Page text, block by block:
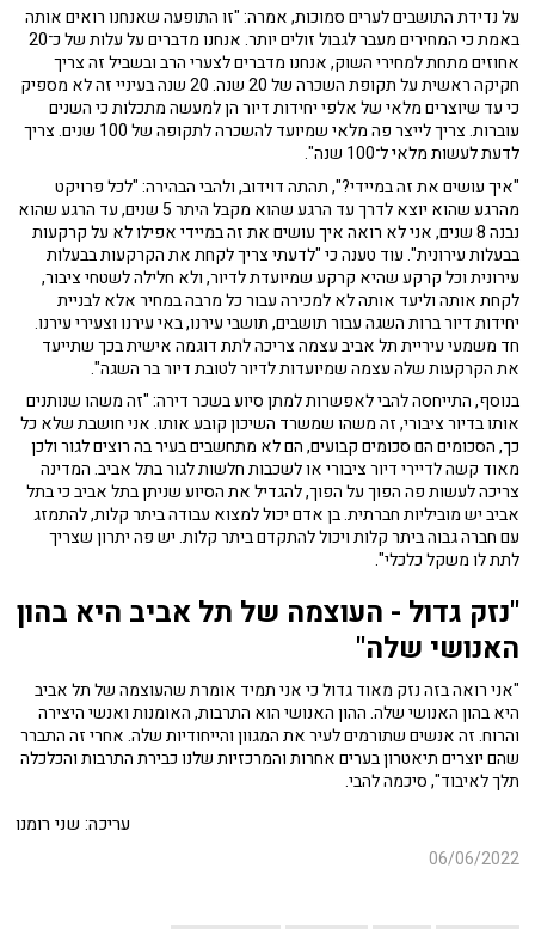
על נדידת התושבים לערים סמוכות, אמרה: "זו התופעה שאנחנו רואים אותה
באמת כי המחירים מעבר לגבול זולים יותר. אנחנו מדברים על עלות של כ־20
אחוזים מתחת למחירי השוק, אנחנו מדברים לצערי הרב ובשביל זה צריך
חקיקה ראשית על תקופת השכרה של 20 שנה. 20 שנה בעיניי זה לא מספיק
כי עד שיוצרים מלאי של אלפי יחידות דיור הן למעשה מתכלות כי השנים
עוברות. צריך לייצר פה מלאי שמיועד להשכרה לתקופה של 100 שנים. צריך
לדעת לעשות מלאי ל־100 שנה".
"איך עושים את זה במיידי?", תהתה דוידוב, ולהבי הבהירה: "לכל פרויקט
מהרגע שהוא יוצא לדרך עד הרגע שהוא מקבל היתר 5 שנים, עד הרגע שהוא
נבנה 8 שנים, אני לא רואה איך עושים את זה במיידי אפילו לא על קרקעות
בבעלות עירונית". עוד טענה כי "לדעתי צריך לקחת את הקרקעות בבעלות
עירונית וכל קרקע שהיא קרקע שמיועדת לדיור, ולא חלילה לשטחי ציבור,
לקחת אותה וליעד אותה לא למכירה עבור כל מרבה במחיר אלא לבניית
יחידות דיור ברות השגה עבור תושבים, תושבי עירנו, באי עירנו וצעירי עירנו.
חד משמעי עיריית תל אביב עצמה צריכה לתת דוגמה אישית בכך שתייעד
את הקרקעות שלה עצמה שמיועדות לדיור לטובת דיור בר השגה".
בנוסף, התייחסה להבי לאפשרות למתן סיוע בשכר דירה: "זה משהו שנותנים
אותו בדיור ציבורי, זה משהו שמשרד השיכון קובע אותו. אני חושבת שלא כל
כך, הסכומים הם סכומים קבועים, הם לא מתחשבים בעיר בה רוצים לגור ולכן
מאוד קשה לדיירי דיור ציבורי או לשכבות חלשות לגור בתל אביב. המדינה
צריכה לעשות פה הפוך על הפוך, להגדיל את הסיוע שניתן בתל אביב כי בתל
אביב יש מוביליות חברתית. בן אדם יכול למצוא עבודה ביתר קלות, להתמזג
עם חברה גבוה ביתר קלות ויכול להתקדם ביתר קלות. יש פה יתרון שצריך
לתת לו משקל כלכלי".
"נזק גדול - העוצמה של תל אביב היא בהון
האנושי שלה"
"אני רואה בזה נזק מאוד גדול כי אני תמיד אומרת שהעוצמה של תל אביב
היא בהון האנושי שלה. ההון האנושי הוא התרבות, האומנות ואנשי היצירה
והרוח. זה אנשים שתורמים לעיר את המגוון והייחודיות שלה. אחרי זה התברר
שהם יוצרים תיאטרון בערים אחרות והמרכזיות שלנו כבירת התרבות והכלכלה
תלך לאיבוד", סיכמה להבי.
עריכה: שני רומנו
06/06/2022